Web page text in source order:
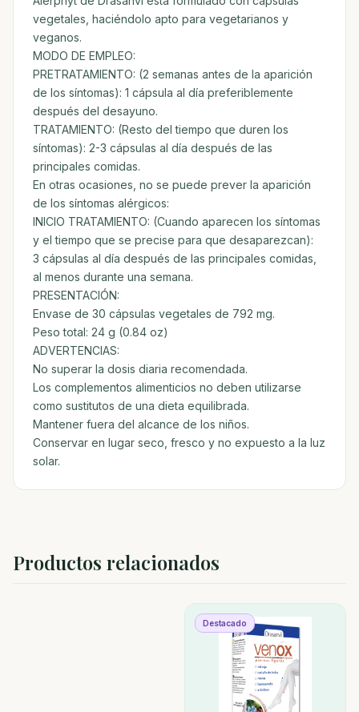
vegetales, haciéndolo apto para vegetarianos y
veganos.
MODO DE EMPLEO:
PRETRATAMIENTO: (2 semanas antes de la aparición
de los síntomas): 1 cápsula al día preferiblemente
después del desayuno.
TRATAMIENTO: (Resto del tiempo que duren los
síntomas): 2-3 cápsulas al día después de las
principales comidas.
En otras ocasiones, no se puede prever la aparición
de los síntomas alérgicos:
INICIO TRATAMIENTO: (Cuando aparecen los síntomas
y el tiempo que se precise para que desaparezcan):
3 cápsulas al día después de las principales comidas,
al menos durante una semana.
PRESENTACIÓN:
Envase de 30 cápsulas vegetales de 792 mg.
Peso total: 24 g (0.84 oz)
ADVERTENCIAS:
No superar la dosis diaria recomendada.
Los complementos alimenticios no deben utilizarse
como sustitutos de una dieta equilibrada.
Mantener fuera del alcance de los niños.
Conservar en lugar seco, fresco y no expuesto a la luz
solar.
Productos relacionados
Destacado